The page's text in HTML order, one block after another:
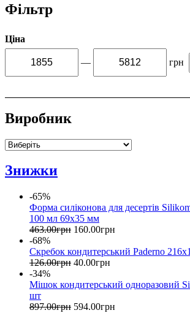
Фільтр
Ціна
— грн
Виробник
Знижки
-65%
Форма силіконова для десертів
100 мл 69х35 мм
463.00грн 160.00грн
-68%
Скребок кондитерський Paderno
126.00грн 40.00грн
-34%
Мішок кондитерський одноразовий
шт
897.00грн 594.00грн